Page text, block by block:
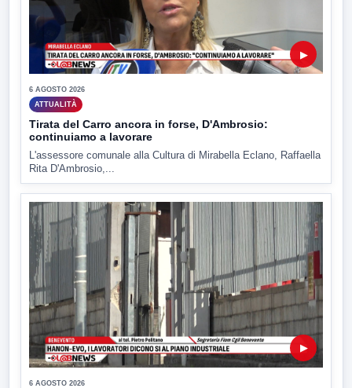
▶
6 AGOSTO 2026
ATTUALITÀ
Tirata del Carro ancora in forse, D'Ambrosio:
continuiamo a lavorare
L'assessore comunale alla Cultura di Mirabella Eclano, Raffaella
Rita D'Ambrosio,...
▶
6 AGOSTO 2026